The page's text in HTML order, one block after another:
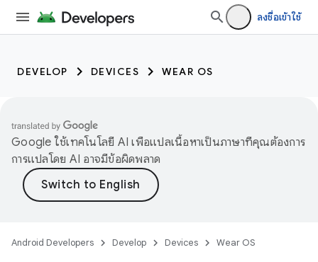
ลงชื่อเข้าใช้
DEVELOP DEVICES WEAR OS
Google ใช้เทคโนโลยี AI เพื่อแปลเนื้อหาเป็นภาษาที่คุณต้องการ
การแปลโดย AI อาจมีข้อผิดพลาด
Android Developers Develop Devices Wear OS